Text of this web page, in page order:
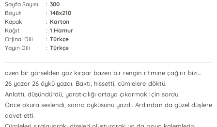
Sayfa Sayısı
: 300
Boyut
: 148x210
Kapak
: Karton
Kağıt
: 1.Hamur
Orjinal Dili
: Türkçe
Yayın Dili
: Türkçe
azen bir görselden göz kırpar bazen bir rengin ritmine çağırır bizi…
26 yazar 26 öykü yazdı. Baktı, hissetti, cümlelere döktü.
Anlattı, düşündürdü, yaratıcılığı ortaya çıkarmak için sordu.
Önce okura seslendi, sonra öyküsünü yazdı. Ardından da güzel düşlere
davet etti.